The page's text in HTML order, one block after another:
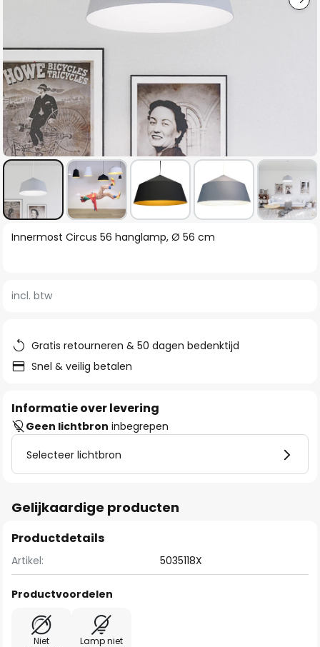
Ga
van
afbeeldingen-
gallerij
Innermost Circus 56 hanglamp, Ø 56 cm
incl. btw
Gratis retourneren & 50 dagen bedenktijd
Snel & veilig betalen
Informatie over levering
Geen lichtbron inbegrepen
Selecteer lichtbron
Gelijkaardige producten
Productdetails
Artikel: 5035118X
Productvoordelen
Niet
Lamp niet